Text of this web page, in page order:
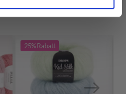
25%Rabatt